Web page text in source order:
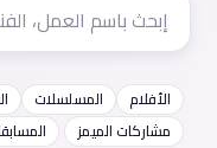
الأفلام المسلسلات
مشاركات الميمز